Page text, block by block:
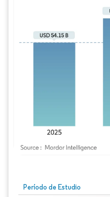
Período de Estudio